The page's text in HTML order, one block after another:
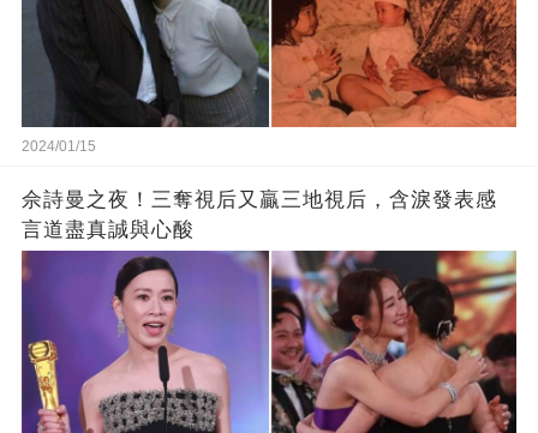
2024/01/15
佘詩曼之夜！三奪視后又贏三地視后，含淚發表感
言道盡真誠與心酸